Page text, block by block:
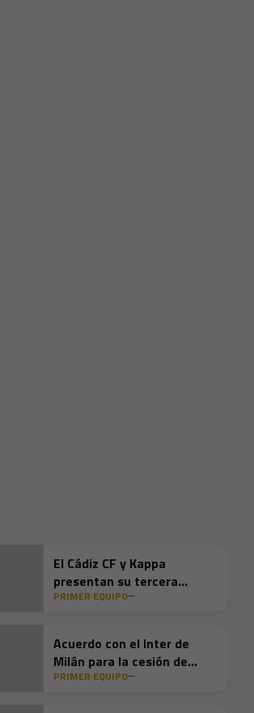
El Cádiz CF y Kappa
presentan su tercera
equipación 2026/27: la
PRIMER EQUIPO
Acuerdo con el Inter de
Milán para la cesión de
Dilan Zárate
PRIMER EQUIPO